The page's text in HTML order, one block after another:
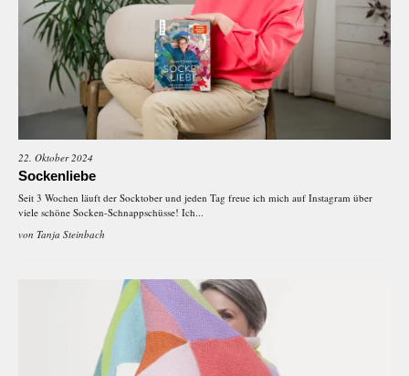
22. Oktober 2024
Sockenliebe
Seit 3 Wochen läuft der Socktober und jeden Tag freue ich mich auf Instagram über
viele schöne Socken-Schnappschüsse! Ich...
von Tanja Steinbach